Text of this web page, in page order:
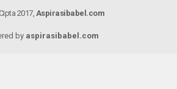
2017, Aspirasibabel.com
by aspirasibabel.com